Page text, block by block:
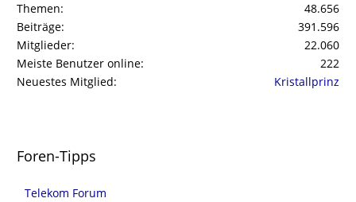
Themen
48.656
Beiträge
391.596
Mitglieder
22.060
Meiste Benutzer online
222
Neuestes Mitglied
Kristallprinz
Foren-Tipps
Telekom Forum